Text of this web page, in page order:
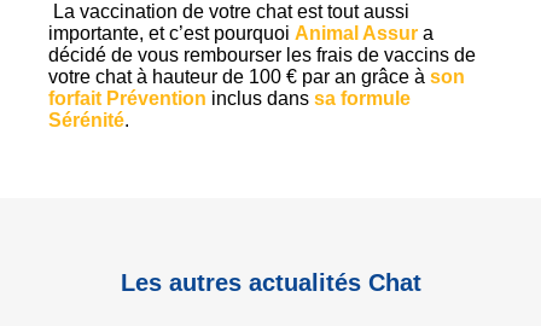
La vaccination de votre chat est tout aussi
importante, et c’est pourquoi Animal Assur a
décidé de vous rembourser les frais de vaccins de
votre chat à hauteur de 100 € par an grâce à son
forfait Prévention inclus dans sa formule
Sérénité.
Les autres actualités Chat